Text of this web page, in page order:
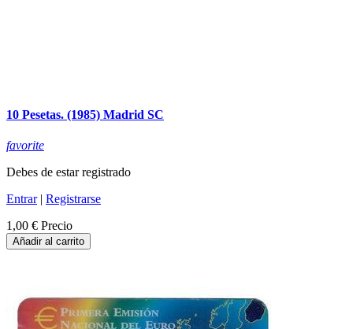
10 Pesetas. (1985) Madrid SC
favorite
Debes de estar registrado
Entrar| Registrarse
1,00 € Precio
Añadir al carrito